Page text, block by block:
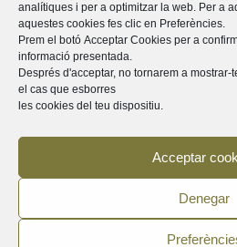
analítiques i per a optimitzar la web. Per a
aquestes cookies fes clic en Preferències.
Prem el botó Acceptar Cookies per a
informació presentada.
Després d'acceptar, no tornarem a
el cas que esborres
les cookies del teu dispositiu.
Acceptar
Denegar